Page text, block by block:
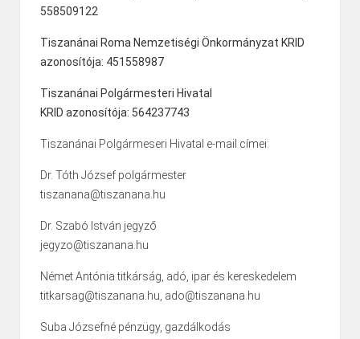
558509122
Tiszanánai Roma Nemzetiségi Önkormányzat KRID
azonosítója: 451558987
Tiszanánai Polgármesteri Hivatal
KRID azonosítója: 564237743
Tiszanánai Polgármeseri Hivatal e-mail címei:
Dr. Tóth József polgármester
tiszanana@tiszanana.hu
Dr. Szabó István jegyző
jegyzo@tiszanana.hu
Német Antónia titkárság, adó, ipar és kereskedelem
titkarsag@tiszanana.hu, ado@tiszanana.hu
Suba Józsefné pénzügy, gazdálkodás